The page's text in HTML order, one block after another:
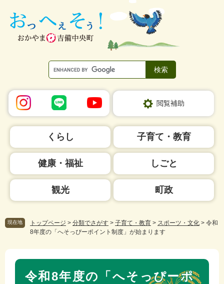
閲覧補助
くらし 子育て・教育
健康・福祉 しごと
観光 町政
現在地 トップページ > 分類でさがす > 子育て・教育 > スポーツ・文化 > 令和
8年度の「へそっぴーポイント制度」が始まります
本
令和8年度の「へそっぴーポ